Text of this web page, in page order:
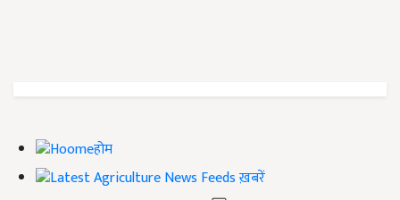
होम
ख़बरें